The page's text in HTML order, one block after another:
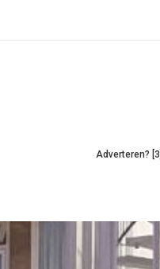
Adverteren? [3]